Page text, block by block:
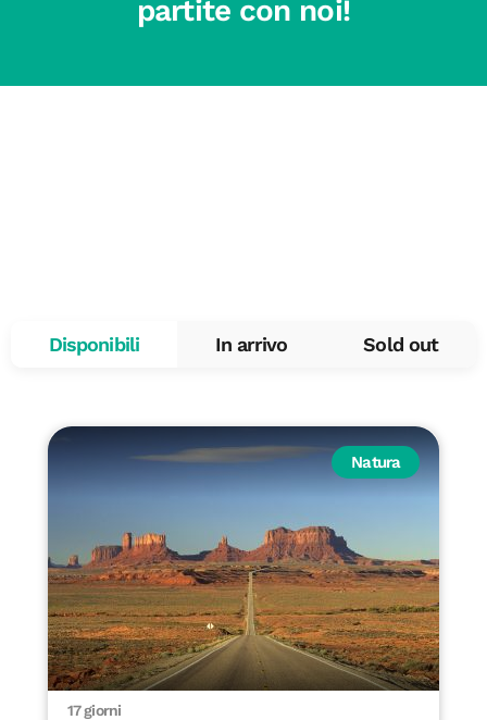
partite con noi!
Disponibili In arrivo Sold out
Natura
17 giorni